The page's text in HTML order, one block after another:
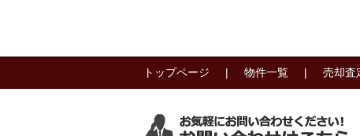
トップページ 物件一覧 売却査